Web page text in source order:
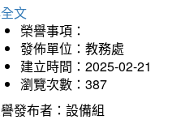
文
榮譽事項：
發佈單位：教務處
建立時間：2025-02-21
瀏覽次數：387
發布者：設備組